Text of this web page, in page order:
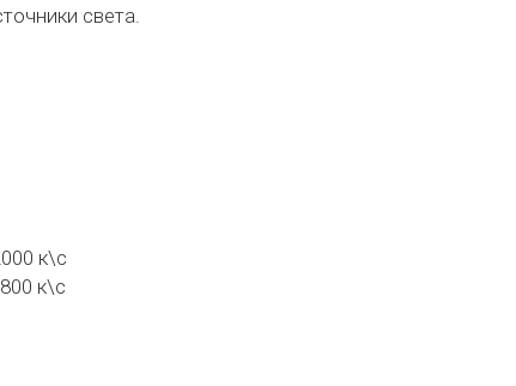
света.
к\с
к\с